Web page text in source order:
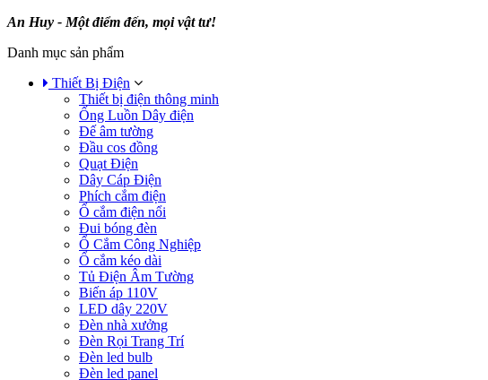
An Huy - Một điểm đến, mọi vật tư!
Danh mục sản phẩm
Thiết Bị Điện
Thiết bị điện thông minh
Ống Luồn Dây điện
Đế âm tường
Đầu cos đồng
Quạt Điện
Dây Cáp Điện
Phích cắm điện
Ổ cắm điện nổi
Đui bóng đèn
Ổ Cắm Công Nghiệp
Ổ cắm kéo dài
Tủ Điện Âm Tường
Biến áp 110V
LED dây 220V
Đèn nhà xưởng
Đèn Rọi Trang Trí
Đèn led bulb
Đèn led panel